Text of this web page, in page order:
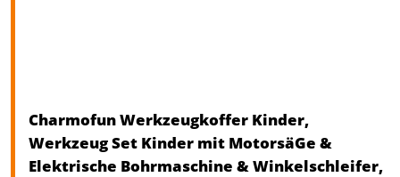
Charmofun Werkzeugkoffer Kinder,
Werkzeug Set Kinder mit MotorsäGe &
Elektrische Bohrmaschine & Winkelschleifer,